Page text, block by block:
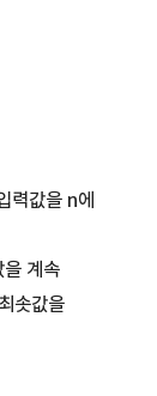
력값을 n에
계속
솟값을